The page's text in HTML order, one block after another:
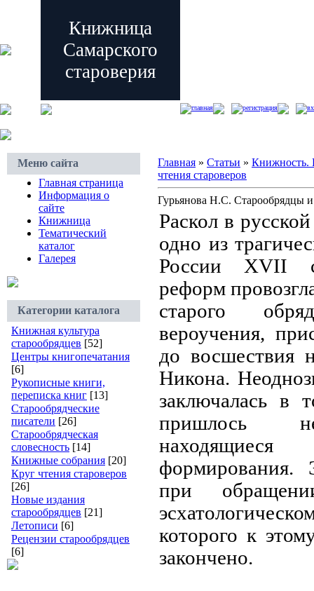
Книжница
Самарского
староверия
главная регистрация
Меню сайта
Главная страница
Информация о
сайте
Книжница
Тематический
каталог
Галерея
Категории каталога
Книжная культура
старообрядцев [52]
Центры книгопечатания
[6]
Рукописные книги,
переписка книг [13]
Старообрядческие
писатели [26]
Старообрядческая
словесность [14]
Книжные собрания [20]
Круг чтения староверов
[26]
Новые издания
старообрядцев [21]
Летописи [6]
Рецензии старообрядцев
[6]
Главная » Статьи » Книжность.
чтения староверов
Гурьянова Н.С. Старообрядцы
Раскол в
одно из
России XVII
реформ
старого
вероучения,
до восшествия
Никона.
заключалась в
пришлось
формирования.
при
которого к
закончено.